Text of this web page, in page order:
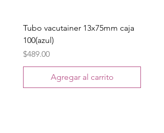
Tubo vacutainer 13x75mm caja
100(azul)
Precio
$489.00
Agregar al carrito